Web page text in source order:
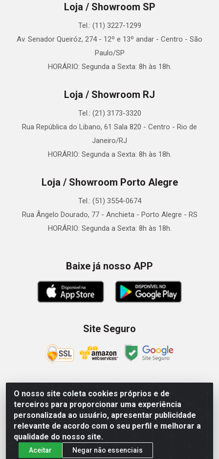
O nosso site coleta cookies próprios e de
terceiros para proporcionar uma experiência
personalizada ao usuário, apresentar publicidade
relevante de acordo com o seu perfil e melhorar a
qualidade do nosso site.
Aceitar Negar não essenciais
Loja / Showroom SP
Tel.: (11) 3227-1299
Av. Senador Queiróz, 274 - 12º e 13º andar - Centro - São
Paulo/SP
HORÁRIO: Segunda a Sexta: 8h às 18h.
Loja / Showroom RJ
Tel.: (21) 3173-3320
Rua República do Libano, 61 Sala 820 - Centro - Rio de
Janeiro/RJ
HORÁRIO: Segunda a Sexta: 8h às 18h.
Loja / Showroom Porto Alegre
Tel.: (51) 3554-0674
Rua Ângelo Dourado, 77 - Anchieta - Porto Alegre - RS
HORÁRIO: Segunda a Sexta: 8h às 18h.
Baixe já nosso APP
Site Seguro
Zein Importação e Comércio LTDA - Av. Senador
Queiróz, 274 - 12º e 13º andar - Centro, São Paulo/SP –
CNPJ 09.023.754/0006-46